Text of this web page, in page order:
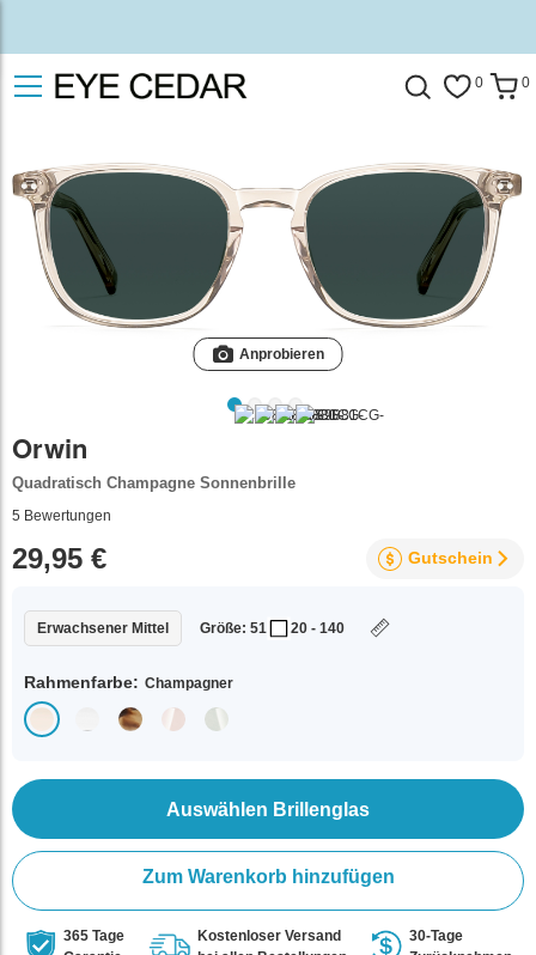
0 0
Anprobieren
Orwin
Quadratisch Champagne Sonnenbrille
5 Bewertungen
29,95 € Gutschein
Erwachsener Mittel Größe: 51 20 - 140
Rahmenfarbe: Champagner
Auswählen Brillenglas
Zum Warenkorb hinzufügen
365 Tage
Kostenloser Versand
30-Tage